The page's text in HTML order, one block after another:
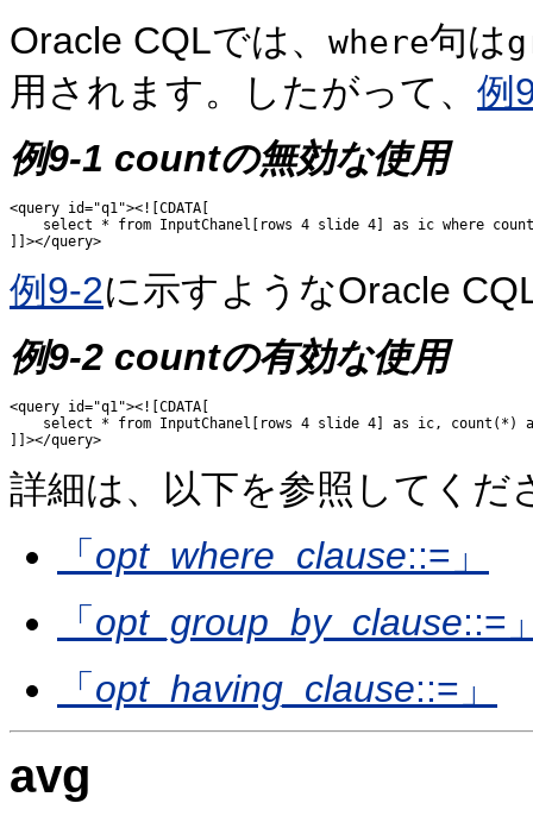
Oracle CQLでは、 where句は
用されます。したがって、 例
例9-1 countの無効な使用
<query id="q1"><![CDATA[
select * from InputChanel[rows 4 slide 4] as ic where
例9-2に示すようなOracle
例9-2 countの有効な使用
<query id="q1"><![CDATA[
select * from InputChanel[rows 4 slide 4] as ic, count(*)
詳細は、以下を参照してくだ
「 opt_where_clause::=」
「 opt_group_by_clause::=
「 opt_having_clause::=」
avg